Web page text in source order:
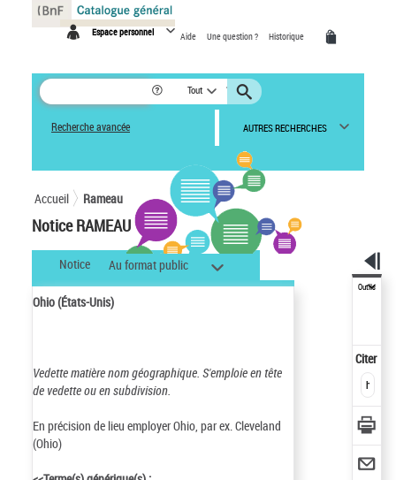
Espace personnel Aide Une question ? Historique
Tout
Recherche avancée AUTRES RECHERCHES
Accueil Rameau
Notice RAMEAU
Notice Au format public
Ohio (États-Unis)
Vedette matière nom géographique. S'emploie en tête
de vedette ou en subdivision.
En précision de lieu employer Ohio, par ex. Cleveland
(Ohio)
Outils
Citer
Panneau de gestion des cookies